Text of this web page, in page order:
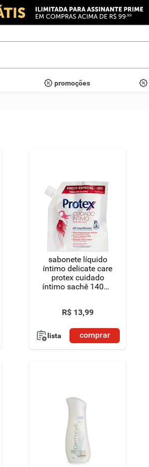
promoções
sabonete líquido
íntimo delicate care
protex cuidado
íntimo sachê 140ml
R$ 13,99
lista comprar